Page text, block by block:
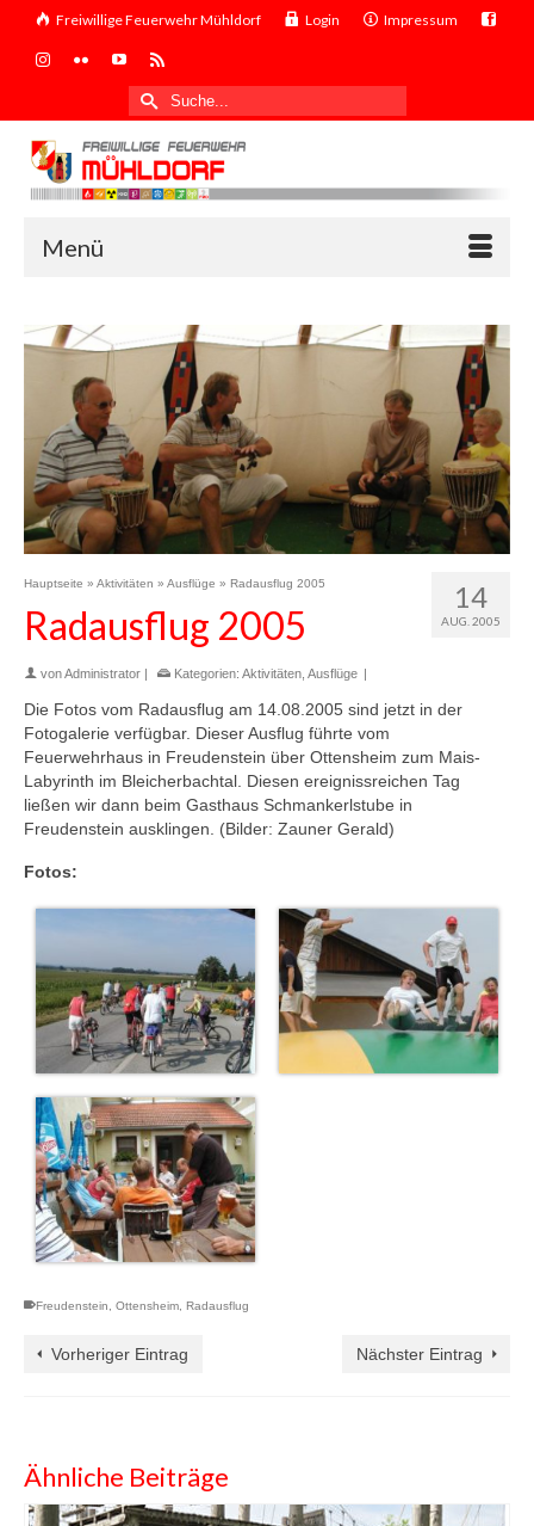
Freiwillige Feuerwehr Mühldorf Login Impressum
Suche
nach:
Menü
14
AUG. 2005
Hauptseite » Aktivitäten » Ausflüge » Radausflug 2005
Radausflug 2005
vonAdministrator Kategorien: Aktivitäten Ausflüge
Die Fotos vom Radausflug am 14.08.2005 sind jetzt in der
Fotogalerie verfügbar. Dieser Ausflug führte vom
Feuerwehrhaus in Freudenstein über Ottensheim zum Mais-
Labyrinth im Bleicherbachtal. Diesen ereignissreichen Tag
ließen wir dann beim Gasthaus Schmankerlstube in
Freudenstein ausklingen. (Bilder: Zauner Gerald)
Fotos:
Freudenstein, Ottensheim, Radausflug
Vorheriger Eintrag Nächster Eintrag
Ähnliche Beiträge